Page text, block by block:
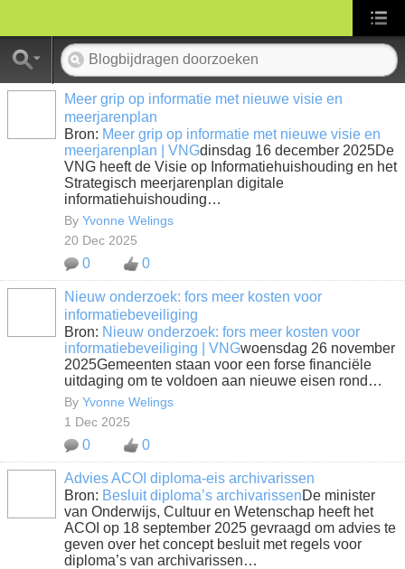
Meer grip op informatie met nieuwe visie en
meerjarenplan
Bron: Meer grip op informatie met nieuwe visie en
meerjarenplan | VNGdinsdag 16 december 2025De
VNG heeft de Visie op Informatiehuishouding en het
Strategisch meerjarenplan digitale
informatiehuishouding…
By Yvonne Welings
20 Dec 2025
0 0
Nieuw onderzoek: fors meer kosten voor
informatiebeveiliging
Bron: Nieuw onderzoek: fors meer kosten voor
informatiebeveiliging | VNGwoensdag 26 november
2025Gemeenten staan voor een forse financiële
uitdaging om te voldoen aan nieuwe eisen rond…
By Yvonne Welings
1 Dec 2025
0 0
Advies ACOI diploma-eis archivarissen
Bron: Besluit diploma’s archivarissenDe minister
van Onderwijs, Cultuur en Wetenschap heeft het
ACOI op 18 september 2025 gevraagd om advies te
geven over het concept besluit met regels voor
diploma’s van archivarissen…